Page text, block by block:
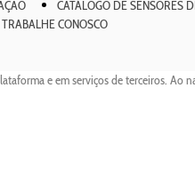
CATÁLOGO DE SENSORES
TRABALHE CONOSCO
e em serviços de terceiros. Ao